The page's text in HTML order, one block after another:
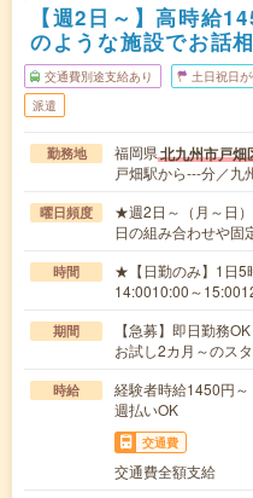
【週2日～】高時給
のような施設でお話
交通費別途支給あり 土日祝日が
派遣
勤務地 福岡県北九州市戸畑
戸畑駅から---分／九
曜日頻度
★週2日～（月～日
日の組み合わせや固
時間
★【日勤のみ】1日
14:0010:00～
期間
【急募】即日勤務
お試し2カ月～のス
時給
経験者時給1450円
週払いOK
交通費
交通費全額支給